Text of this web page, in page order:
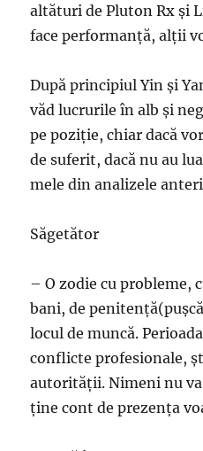
altături de Pluton Rx şi
face performanţă, alţii
După principiul Yin şi
văd lucrurile în alb şi
pe poziţie, chiar dacă
de suferit, dacă nu au
mele din analizele
Săgetător
– O zodie cu probleme,
bani, de
locul de muncă.
conflicte profesionale,
autorităţii. Nimeni nu
ţine cont de prezenţa